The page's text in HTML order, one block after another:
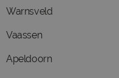
Warnsveld
Vaassen
Apeldoorn